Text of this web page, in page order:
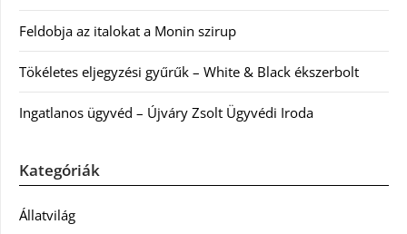
Feldobja az italokat a Monin szirup
Tökéletes eljegyzési gyűrűk – White & Black ékszerbolt
Ingatlanos ügyvéd – Újváry Zsolt Ügyvédi Iroda
Kategóriák
Állatvilág